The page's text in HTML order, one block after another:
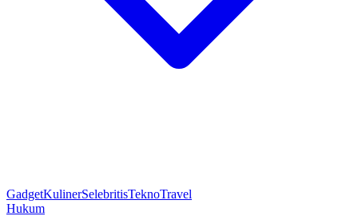
GadgetKulinerSelebritisTeknoTravel
Hukum